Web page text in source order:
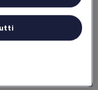
LLC, con sede legale
Springfield MO
dello stato del Nevada:
di ricerca